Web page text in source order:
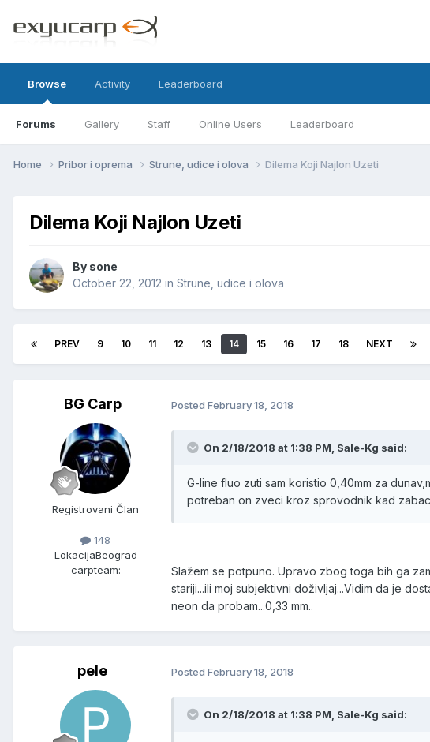
Browse
Forums Gallery Staff Online Users Leaderboard
Activity Leaderboard
Home Pribor i oprema Strune, udice i olova Dilema Koji Najlon Uzeti
Dilema Koji Najlon Uzeti
By sone
October 22, 2012 in Strune, udice i olova
PREV 9 10 11 12 13 14 15 16 17 18 NEXT
BG Carp
Registrovani Član
148
LokacijaBeograd
carpteam:
-
Posted February 18, 2018
On 2/18/2018 at 1:38 PM, Sale-Kg said:
G-line fluo zuti sam koristio 0,40mm za
potreban on zveci kroz sprovodnik kad
Slažem se potpuno. Upravo zbog toga bih ga
stariji...ili moj subjektivni doživljaj...Vidim da je
neon da probam...0,33 mm..
pele Posted February 18, 2018
On 2/18/2018 at 1:38 PM, Sale-Kg said: